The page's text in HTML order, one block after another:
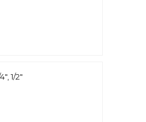
1/2"